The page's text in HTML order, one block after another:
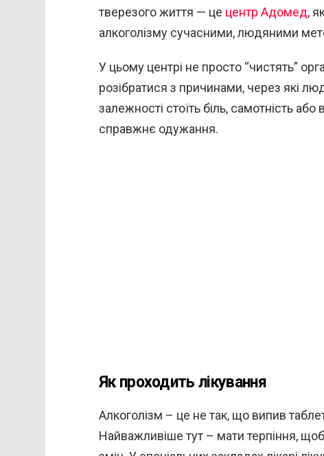
тверезого життя — це центр Адомед,
алкоголізму сучасними, людяними
У цьому центрі не просто “чистять”
розібратися з причинами, через які
залежності стоїть біль, самотність
справжнє одужання.
Як проходить лікування
Алкоголізм – це не так, що випив
Найважливіше тут – мати терпіння,